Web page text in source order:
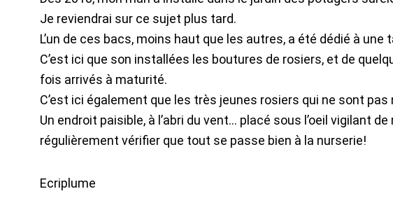
Je reviendrai sur ce sujet plus tard.
L’un de ces bacs, moins haut que les autres, a été dédié à
C’est ici que son installées les boutures de rosiers, et de
fois arrivés à maturité.
C’est ici également que les très jeunes rosiers qui ne sont
Un endroit paisible, à l’abri du vent… placé sous l’oeil vigilant
régulièrement vérifier que tout se passe bien à la nurserie!
Ecriplume